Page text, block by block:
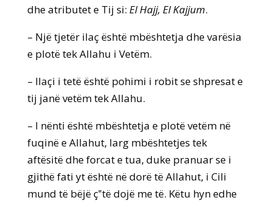
dhe atributet e Tij si: El Hajj, El Kajjum.
– Një tjetër ilaç është mbështetja dhe varësia
e plotë tek Allahu i Vetëm.
– Ilaçi i tetë është pohimi i robit se shpresat e
tij janë vetëm tek Allahu.
– I nënti është mbështetja e plotë vetëm në
fuqinë e Allahut, larg mbështetjes tek
aftësitë dhe forcat e tua, duke pranuar se i
gjithë fati yt është në dorë të Allahut, i Cili
mund të bëjë ç‟të dojë me të. Këtu hyn edhe